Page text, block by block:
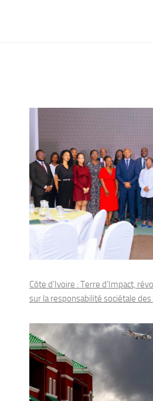
Côte d’Ivoire : Terre d’Impact,
sur la responsabilité sociétale